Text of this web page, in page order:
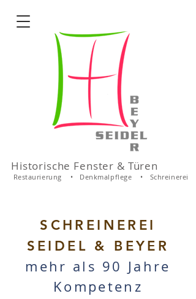
Historische Fenster & Türen
Restaurierung • Denkmalpflege • Schreinerei
SCHREINEREI
SEIDEL & BEYER
mehr als 90 Jahre
Kompetenz